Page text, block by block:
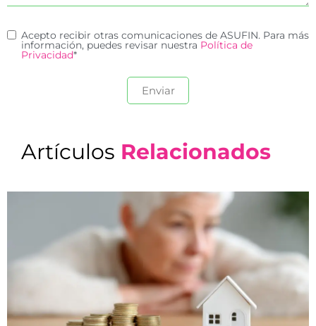
Acepto recibir otras comunicaciones de ASUFIN. Para más
información, puedes revisar nuestra Política de
Privacidad*
Artículos Relacionados